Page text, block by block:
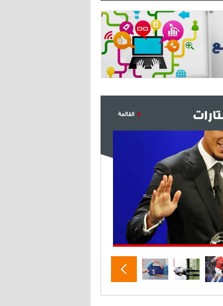
14:50
- 2021/08/04
البياسجي عرض على مبابي راتبا خياليا
14:42
- 2021/07/27
أوهارا: "محرز، فودن ودي بروين..
ثلاثي من نار"
لوكاتيلي يؤكد نيته في الانتقال إلى
القائمة